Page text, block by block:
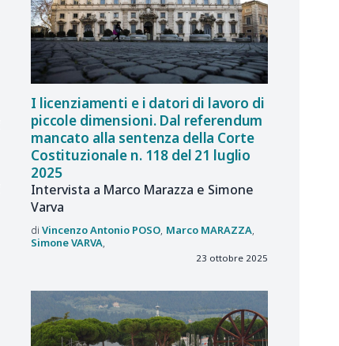
I licenziamenti e i datori di lavoro di
piccole dimensioni. Dal referendum
mancato alla sentenza della Corte
Costituzionale n. 118 del 21 luglio
2025
Intervista a Marco Marazza e Simone
Varva
Vincenzo Antonio POSO Marco MARAZZA
SimoneVARVA
23 ottobre 2025